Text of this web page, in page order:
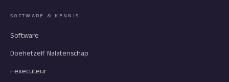
SOFTWARE & KENNIS
Software
Doehetzelf Nalatenschap
i‑executeur